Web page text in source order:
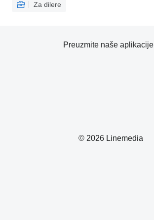
Za dilere
© 2026 Linemedia
Preuzmite naše aplikacije